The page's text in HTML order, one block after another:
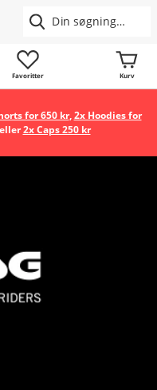
Favoritter Kurv
for 650 kr,2x Hoodies for
2x Caps 250 kr